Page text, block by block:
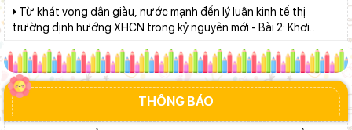
trường định hướng XHCN trong kỷ nguyên mới - Bài 2: Khơi
thông nguồn lực, vững bước tiến vào kỷ nguyên mới (tiếp theo
Giữ vững nền tảng tư tưởng của Ðảng từ học đường
Đoàn Sở Giáo dục và Đào tạo Lâm Đồng giành 13 huy chương
môn Karate
Giáo viên Trường THPT Đạm Ri đạt giải Nhì Hội thi Báo cáo
THÔNG BÁO